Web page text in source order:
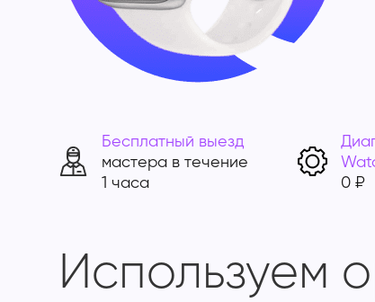
Бесплатный выезд
мастера в течение
1 часа
0 ₽
Используем